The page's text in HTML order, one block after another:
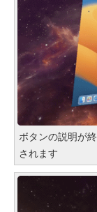
ボタンの説明が
されます